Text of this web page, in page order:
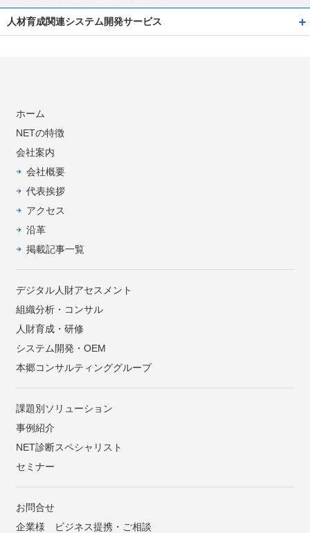
人材育成関連システム開発サービス
ホーム
NETの特徴
会社案内
会社概要
代表挨拶
アクセス
沿革
掲載記事一覧
デジタル人財アセスメント
組織分析・コンサル
人財育成・研修
システム開発・OEM
本郷コンサルティンググループ
課題別ソリューション
事例紹介
NET診断スペシャリスト
セミナー
お問合せ
企業様 ビジネス提携・ご相談